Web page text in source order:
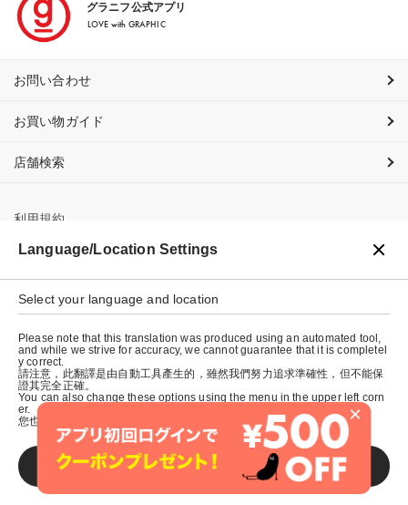
グラニフ公式アプリ
LOVE with GRAPHIC
お問い合わせ
お買い物ガイド
店舗検索
利用規約
プライバシーポリシー
特定商取引法に基づく表示
会社概要
×
Language/Location Settings
Select your language and location
Please note that this translation was produced using an automated tool,
and while we strive for accuracy, we cannot guarantee that it is completel
y correct.
請注意，此翻譯是由自動工具產生的，雖然我們努力追求準確性，但不能保
證其完全正確。
You can also change these options using the menu in the upper left corn
er.
您也可以使用左上角的選單來更改這些選項。
SAVE